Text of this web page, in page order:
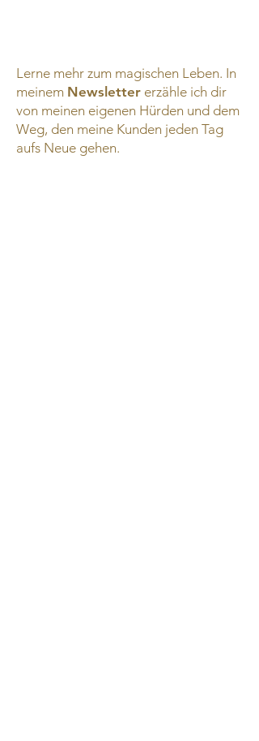
Lerne mehr zum magischen Leben. In
meinem Newsletter erzähle ich dir
von meinen eigenen Hürden und dem
Weg, den meine Kunden jeden Tag
aufs Neue gehen.